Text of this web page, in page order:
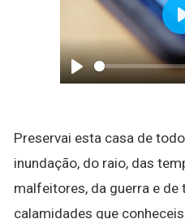
Play
Preservai esta casa de
inundação, do raio, das
malfeitores, da guerra e de
calamidades que